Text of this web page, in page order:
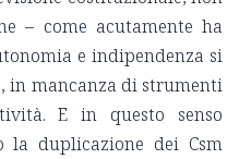
– come acutamente ha
e indipendenza si
in mancanza di strumenti
E in questo senso
duplicazione dei Csm